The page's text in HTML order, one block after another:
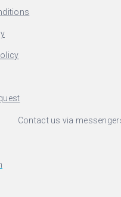
Contact us via